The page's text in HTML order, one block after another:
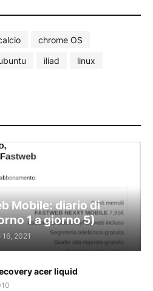
chrome OS
iliad
linux
Mobile: diario di
1 a giorno 5)
2021
acer liquid